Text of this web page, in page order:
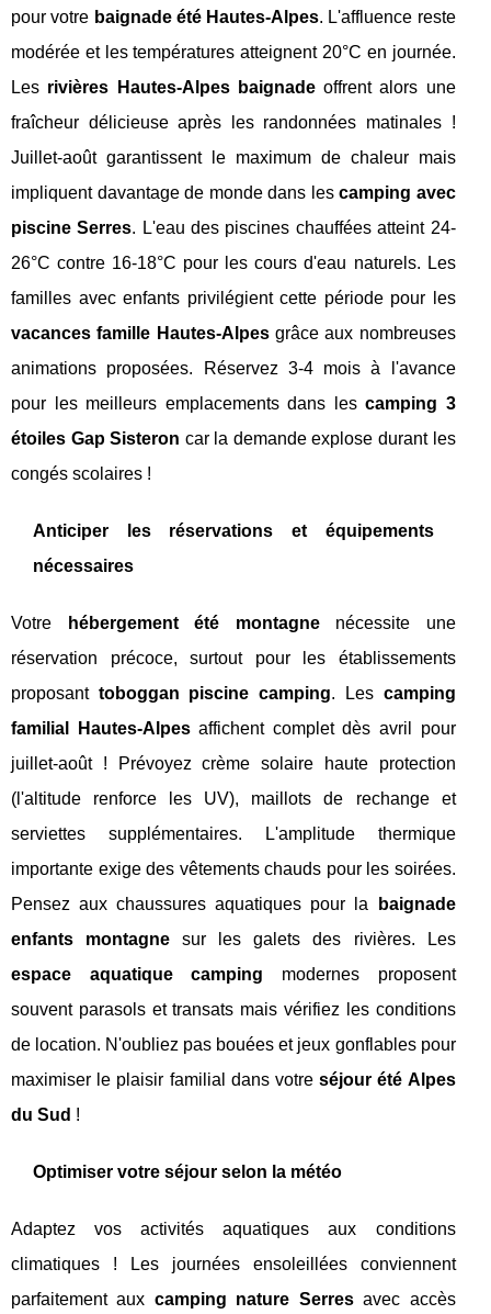
pour votre baignade été Hautes-Alpes. L'affluence reste
modérée et les températures atteignent 20°C en journée.
Les rivières Hautes-Alpes baignadeoffrent alors une
fraîcheur délicieuse après les randonnées matinales !
Juillet-août garantissent le maximum de chaleur mais
impliquent davantage de monde dans lescamping avec
piscine Serres. L'eau des piscines chauffées atteint 24-
26°C contre 16-18°C pour les cours d'eau naturels. Les
familles avec enfants privilégient cette période pour les
vacances famille Hautes-Alpesgrâce aux nombreuses
animations proposées. Réservez 3-4 mois à l'avance
pour les meilleurs emplacements dans lescamping 3
étoiles Gap Sisteron car la demande explose durant les
congés scolaires !
Anticiper les réservations et équipements
nécessaires
Votre hébergement été montagnenécessite une
réservation précoce, surtout pour les établissements
proposant toboggan piscine camping. Les camping
familial Hautes-Alpesaffichent complet dès avril pour
juillet-août ! Prévoyez crème solaire haute protection
(l'altitude renforce les UV), maillots de rechange et
serviettes supplémentaires. L'amplitude thermique
importante exige des vêtements chauds pour les soirées.
Pensez aux chaussures aquatiques pour la
baignade
enfants montagne sur les galets des rivières. Les
espace aquatique camping modernes proposent
souvent parasols et transats mais vérifiez les conditions
de location. N'oubliez pas bouées et jeux gonflables pour
maximiser le plaisir familial dans votreséjour été Alpes
du Sud !
Optimiser votre séjour selon la météo
Adaptez vos activités aquatiques aux conditions
climatiques ! Les journées ensoleillées conviennent
parfaitement aux camping nature Serresavec accès